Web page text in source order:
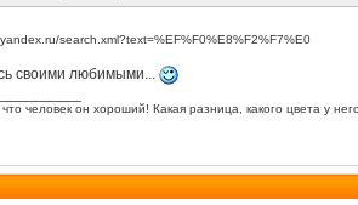
search.xml?text=%EF%F0%E8%F2%F7%E0
своими любимыми...
человек он хороший! Какая разница, какого цвета у